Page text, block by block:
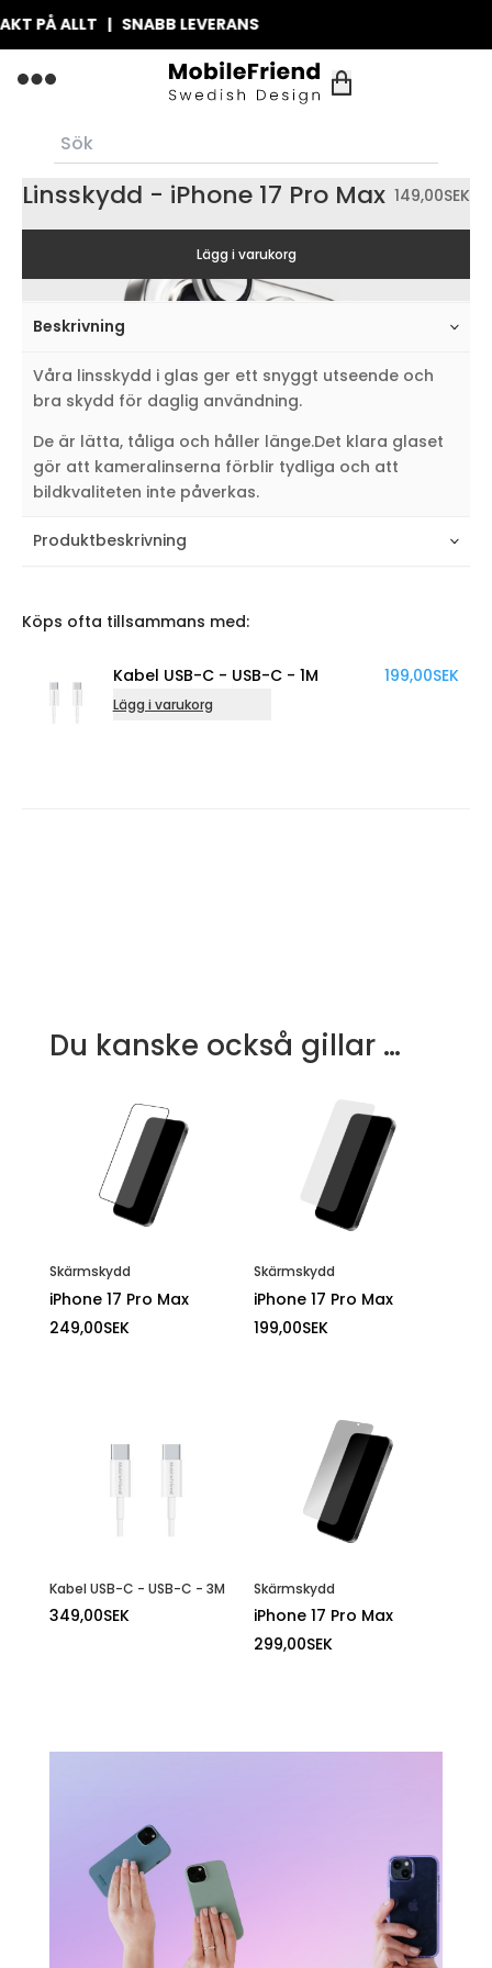
PÅ ALLT | SNABB LEVERANS
Linsskydd - iPhone 17 Pro Max 149,00SEK
Lägg i varukorg
Beskrivning
Våra linsskydd i glas ger ett snyggt utseende och
bra skydd för daglig användning.
De är lätta, tåliga och håller länge.Det klara glaset
gör att kameralinserna förblir tydliga och att
bildkvaliteten inte påverkas.
Produktbeskrivning
Köps ofta tillsammans med:
Kabel USB-C - USB-C - 1M
Lägg i varukorg
SEK
Du kanske också gillar …
Skärmskydd
iPhone 17 Pro Max
249,00SEK
Skärmskydd
iPhone 17 Pro Max
199,00SEK
Kabel USB-C - USB-C - 3M
349,00SEK
Skärmskydd
iPhone 17 Pro Max
299,00SEK